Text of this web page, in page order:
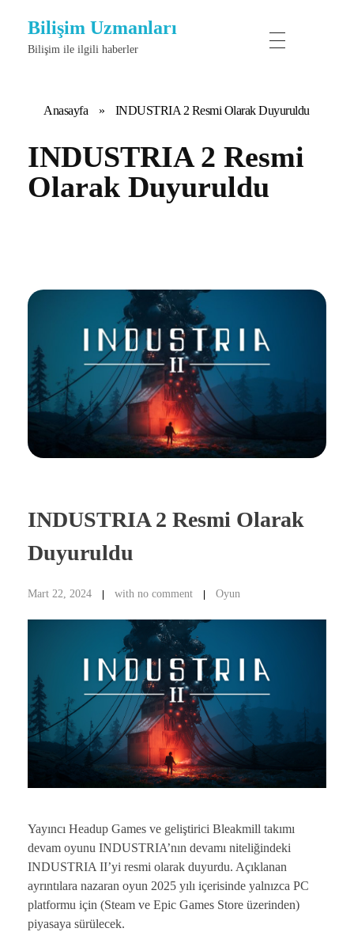
Bilişim Uzmanları
Bilişim ile ilgili haberler
Anasayfa » INDUSTRIA 2 Resmi Olarak Duyuruldu
INDUSTRIA 2 Resmi
Olarak Duyuruldu
INDUSTRIA 2 Resmi Olarak
Duyuruldu
Mart 22, 2024 with no comment Oyun
Yayıncı Headup Games ve geliştirici Bleakmill takımı
devam oyunu INDUSTRIA’nın devamı niteliğindeki
INDUSTRIA II’yi resmi olarak duyurdu. Açıklanan
ayrıntılara nazaran oyun 2025 yılı içerisinde yalnızca PC
platformu için (Steam ve Epic Games Store üzerinden)
piyasaya sürülecek.